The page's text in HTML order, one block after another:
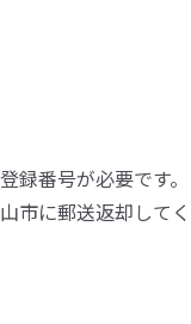
録番号が必要です。
市に郵送返却して